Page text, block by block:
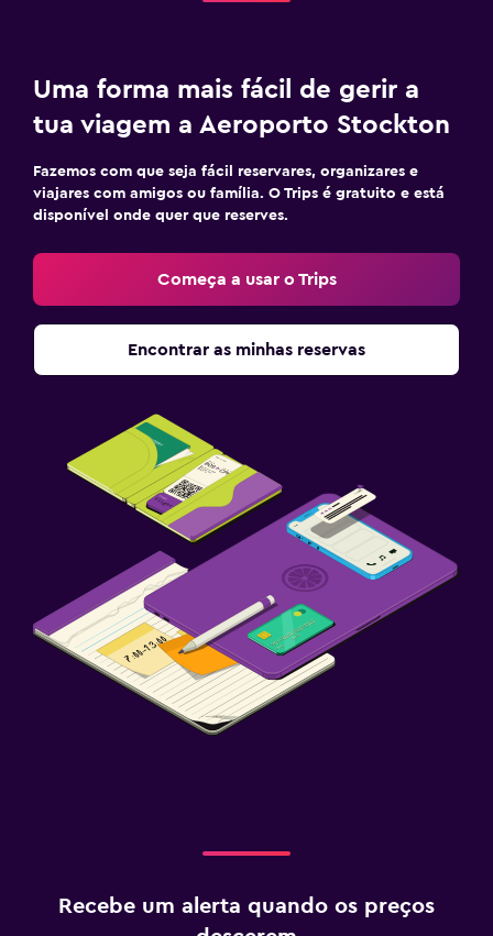
Uma forma mais fácil de gerir a
tua viagem a Aeroporto Stockton
Fazemos com que seja fácil reservares, organizares e
viajares com amigos ou família. O Trips é gratuito e está
disponível onde quer que reserves.
Começa a usar o Trips
Encontrar as minhas reservas
Recebe um alerta quando os preços